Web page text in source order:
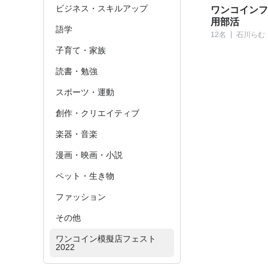
ビジネス・スキルアップ
語学
子育て・家族
読書・勉強
スポーツ・運動
創作・クリエイティブ
楽器・音楽
漫画・映画・小説
ペット・生き物
ファッション
その他
ワンコイン模擬店フェスト
2022
ワンコイン
用部活
12名 石川らむ